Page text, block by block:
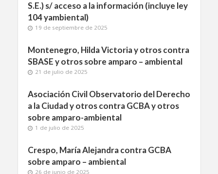
S.E.) s/ acceso a la información (incluye ley
104 yambiental)
19 de septiembre de 2025
Montenegro, Hilda Victoria y otros contra
SBASE y otros sobre amparo – ambiental
21 de julio de 2025
Asociación Civil Observatorio del Derecho
a la Ciudad y otros contra GCBA y otros
sobre amparo-ambiental
1 de julio de 2025
Crespo, María Alejandra contra GCBA
sobre amparo – ambiental
26 de junio de 2025